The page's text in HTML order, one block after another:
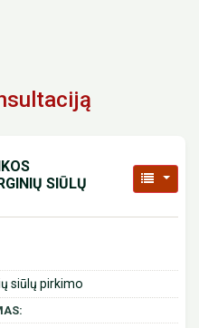
SIŪLŲ
siūlų pirkimo